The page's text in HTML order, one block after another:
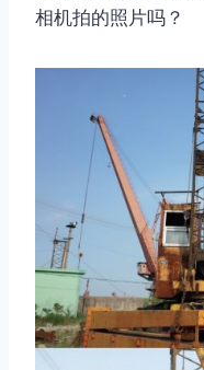
相机拍的照片吗？